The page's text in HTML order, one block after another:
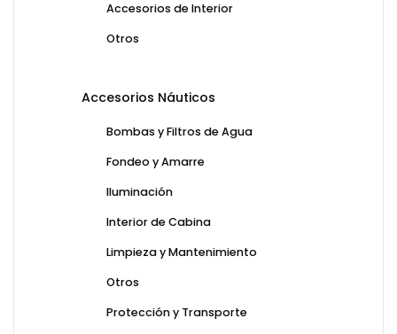
Accesorios de Interior
Otros
Accesorios Náuticos
Bombas y Filtros de Agua
Fondeo y Amarre
Iluminación
Interior de Cabina
Limpieza y Mantenimiento
Otros
Protección y Transporte